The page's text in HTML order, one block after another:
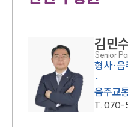
김민
Senior
형사·음
·
음주교
T.070-